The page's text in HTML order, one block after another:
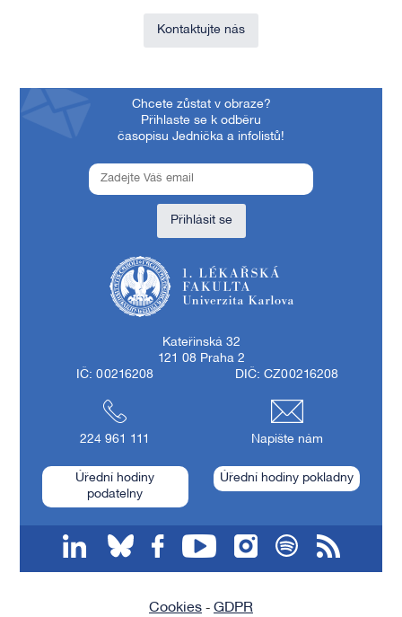
Kontaktujte nás
Chcete zůstat v obraze?
Přihlaste se k odběru
časopisu Jednička a infolistů!
Přihlásit se
Kateřinská 32
121 08 Praha 2
IČ: 00216208
DIČ: CZ00216208
224 961 111 Napište nám
Úřední hodiny
podatelny
Úřední hodiny pokladny
Cookies - GDPR